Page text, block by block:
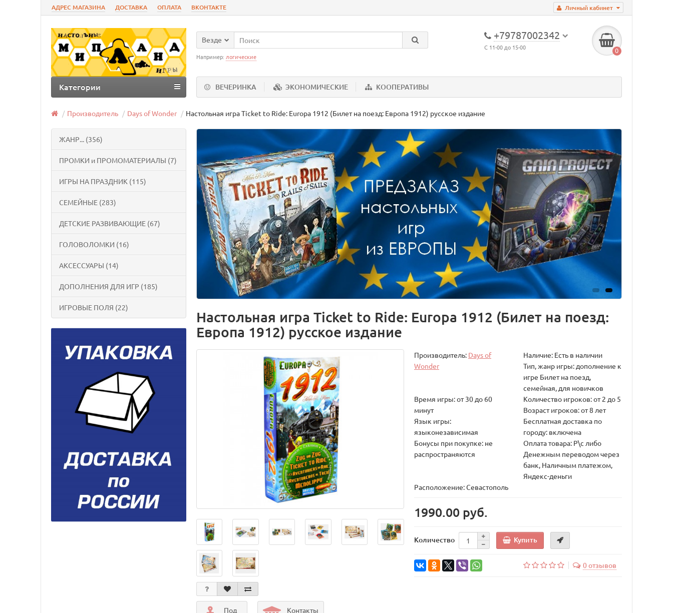
Личный кабинет
АДРЕС МАГАЗИНА ДОСТАВКА ОПЛАТА ВКОНТАКТЕ
+79787002342
С 11-00 до 15-00 0
Везде
Например: логические
ВЕЧЕРИНКА ЭКОНОМИЧЕСКИЕ КООПЕРАТИВЫ
Категории
Производитель Days of Wonder Настольная игра Ticket to Ride: Europa 1912 (Билет на поезд: Европа 1912) русское издание
ЖАНР... (356)
ПРОМКИ и ПРОМОМАТЕРИАЛЫ (7)
ИГРЫ НА ПРАЗДНИК (115)
СЕМЕЙНЫЕ (283)
ДЕТСКИЕ РАЗВИВАЮЩИЕ (67)
ГОЛОВОЛОМКИ (16)
АКСЕССУАРЫ (14)
ДОПОЛНЕНИЯ ДЛЯ ИГР (185)
ИГРОВЫЕ ПОЛЯ (22)
Настольная игра Ticket to Ride: Europa 1912 (Билет на поезд:
Европа 1912) русское издание
Производитель: Days of
Wonder
Наличие: Есть в наличии
Тип, жанр игры: дополнение к
игре Билет на поезд,
семейная, для новичков
Время игры: от 30 до 60
минут
Количество игроков: от 2 до 5
Возраст игроков: от 8 лет
Язык игры:
языконезависимая
Бесплатная доставка по
городу: включена
Бонусы при покупке: не
распространяются
Оплата товара: Р\с либо
Денежным переводом через
банк, Наличным платежом,
Яндекс-деньги
Расположение: Севастополь
1990.00 руб.
Количество Купить
0 отзывов
Под
Контакты